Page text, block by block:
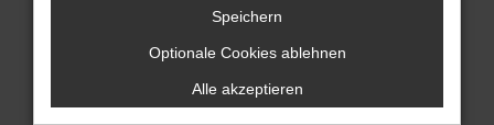
Text schicken, um uns bei der Fehlersuche zu
unterstützen:
ewogICJuYW1lIjogIk5ldHdvcmtFcnJvciIsCiAgI
mNvbmZpZyI6IHsKICAgICJtZXRob2QiOiAiR0VUIi
Speichern
Optionale Cookies ablehnen
Alle akzeptieren